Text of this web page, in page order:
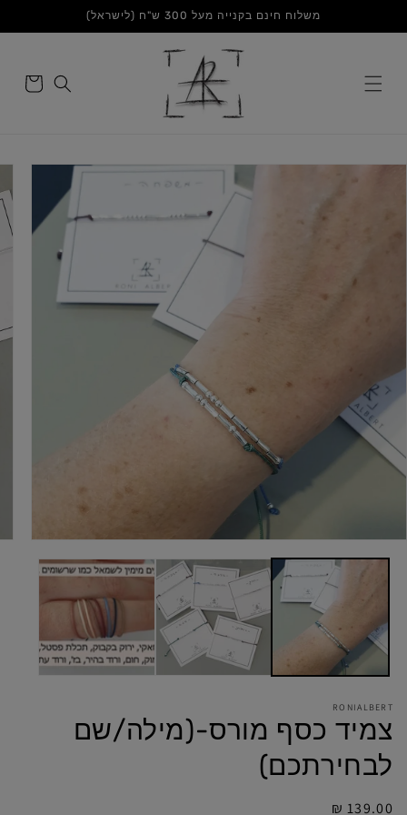
משלוח חינם בקנייה מעל 300 ש"ח (לישראל)
הקניות
דלג
RONIALBERT
צמיד כסף מורס-(מילה/שם
לבחירתכם)
מחיר
139.00 ₪